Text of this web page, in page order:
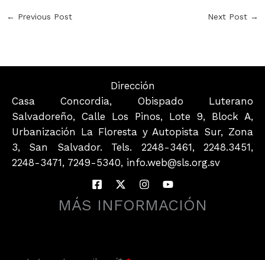
← Previous Post Next Post →
Dirección
Casa Concordia, Obispado Luterano
Salvadoreño, Calle Los Pinos, Lote 9, Block A,
Urbanización La Floresta y Autopista Sur, Zona
3, San Salvador. Tels. 2248-3461, 2248.3451,
2248-3471, 7249-5340, info.web@sls.org.sv
MÁS INFORMACIÓN